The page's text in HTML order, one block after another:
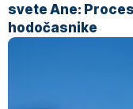
svete Ane:
hodočasnike